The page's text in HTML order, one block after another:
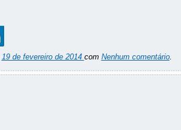
19 de fevereiro de 2014 com Nenhum comentário.